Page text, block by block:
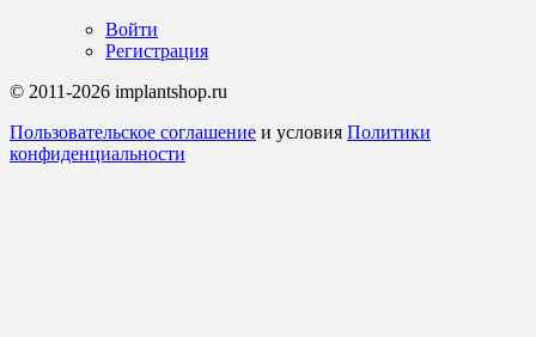
Войти
Регистрация
© 2011-2026 implantshop.ru
Пользовательское соглашение и условия Политики
конфиденциальности